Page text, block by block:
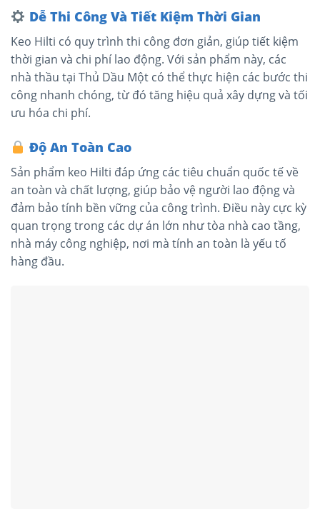
Dễ Thi Công Và Tiết Kiệm Thời Gian
Keo Hilti có quy trình thi công đơn giản, giúp tiết kiệm
thời gian và chi phí lao động. Với sản phẩm này, các
nhà thầu tại Thủ Dầu Một có thể thực hiện các bước thi
công nhanh chóng, từ đó tăng hiệu quả xây dựng và tối
ưu hóa chi phí.
Độ An Toàn Cao
Sản phẩm keo Hilti đáp ứng các tiêu chuẩn quốc tế về
an toàn và chất lượng, giúp bảo vệ người lao động và
đảm bảo tính bền vững của công trình. Điều này cực kỳ
quan trọng trong các dự án lớn như tòa nhà cao tầng,
nhà máy công nghiệp, nơi mà tính an toàn là yếu tố
hàng đầu.